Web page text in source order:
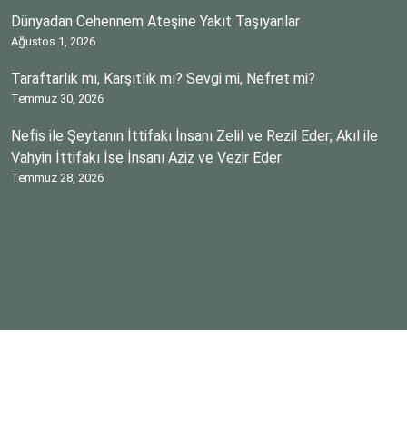
Dünyadan Cehennem Ateşine Yakıt Taşıyanlar
Ağustos 1, 2026
Taraftarlık mı, Karşıtlık mı? Sevgi mi, Nefret mi?
Temmuz 30, 2026
Nefis ile Şeytanın İttifakı İnsanı Zelil ve Rezil Eder; Akıl ile
Vahyin İttifakı İse İnsanı Aziz ve Vezir Eder
Temmuz 28, 2026